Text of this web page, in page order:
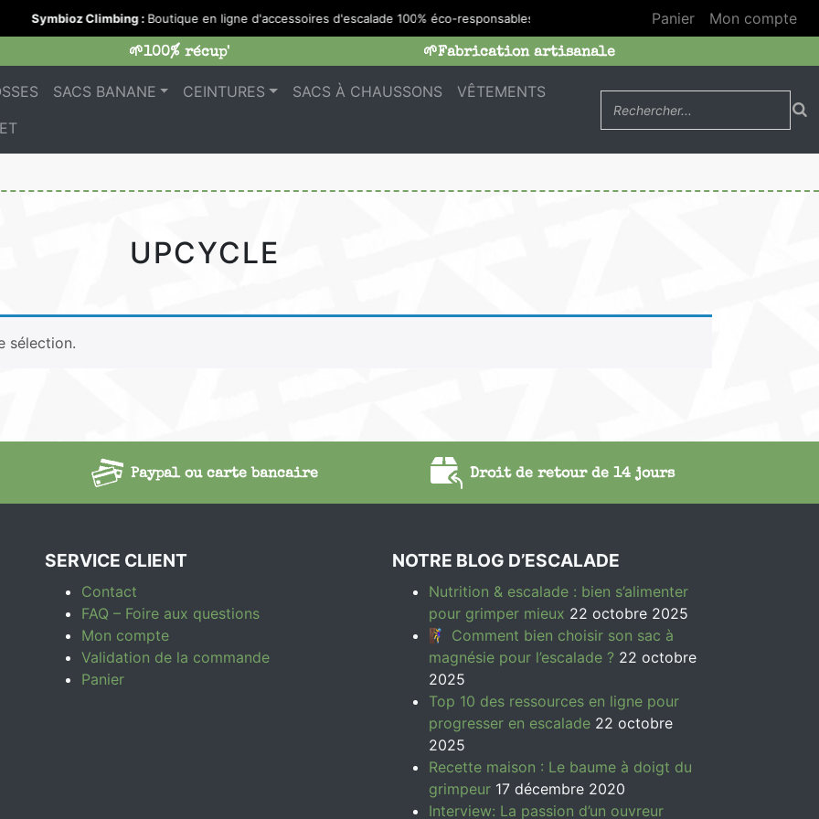
Symbioz Climbing :Boutique en ligne d'accessoires d'escalade 100% éco-responsables Panier
Mon compte
🌱100% récup' 🌱Fabrication artisanale
SACS BANANE CEINTURES SACS À CHAUSSONS
VÊTEMENTS
UPCYCLE
sélection.
Paypal ou carte bancaire Droit de retour de 14 jours
SERVICE CLIENT
Contact
FAQ – Foire aux questions
Mon compte
Validation de la commande
Panier
NOTRE BLOG D’ESCALADE
Nutrition & escalade : bien s’alimenter
pour grimper mieux 22 octobre 2025
🧗‍♀️ Comment bien choisir son sac à
magnésie pour l’escalade ? 22 octobre
2025
Top 10 des ressources en ligne pour
progresser en escalade 22 octobre
2025
Recette maison : Le baume à doigt du
grimpeur 17 décembre 2020
Interview: La passion d’un ouvreur